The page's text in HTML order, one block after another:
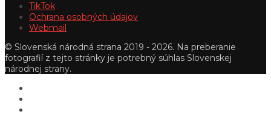
TikTok
Ochrana osobných údajov
Webmail
© Slovenská národná strana 2019 - 2026. Na preberanie
fotografií z tejto stránky je potrebný súhlas Slovenskej
národnej strany.